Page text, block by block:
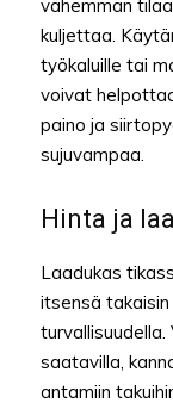
vähemmän
kuljettaa.
työkaluille tai
voivat
paino ja
sujuvampaa.
Hinta ja
Laadukas
itsensä
saatavilla,
antamiin